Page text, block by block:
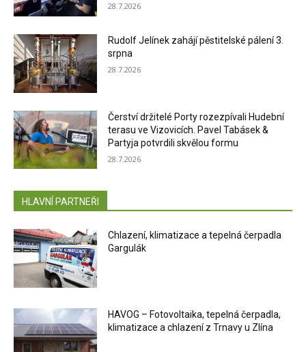
28.7.2026
Rudolf Jelínek zahájí pěstitelské pálení 3.
srpna
28.7.2026
Čerství držitelé Porty rozezpívali Hudební
terasu ve Vizovicích. Pavel Tabásek &
Partyja potvrdili skvělou formu
28.7.2026
HLAVNÍ PARTNEŘI
Chlazení, klimatizace a tepelná čerpadla
Gargulák
HAVOG – Fotovoltaika, tepelná čerpadla,
klimatizace a chlazení z Trnavy u Zlína